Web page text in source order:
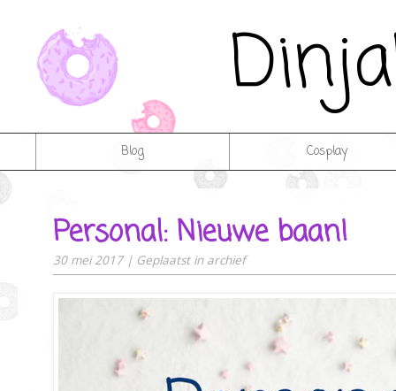
Blog Cosplay
Personal: Nieuwe baan!
30 mei 2017 | Geplaatst in archief